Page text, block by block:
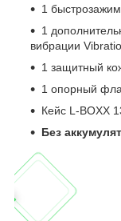
1
1
вибрации
1 защитный
1 опорный
Кейс L-BOXX
Без